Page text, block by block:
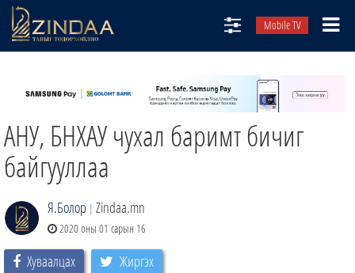
Mobile TV
ТВ8
ӨГЛӨӨНИЙ СОНИН
АУДИО ЗОХИОЛ
ЗИНДАА СЭТГҮҮЛ
АНУ, БНХАУ чухал баримт бичиг
байгууллаа
Я.Болор | Zindaa.mn
2020 оны 01 сарын 16
Хуваалцах Жиргэх